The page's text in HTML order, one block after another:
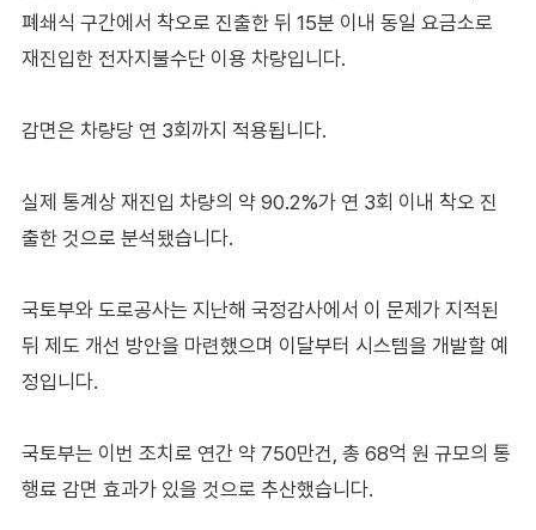
폐쇄식 구간에서 착오로 진출한 뒤 15분 이내 동일 요금소로
재진입한 전자지불수단 이용 차량입니다.
감면은 차량당 연 3회까지 적용됩니다.
실제 통계상 재진입 차량의 약 90.2%가 연 3회 이내 착오 진
출한 것으로 분석됐습니다.
국토부와 도로공사는 지난해 국정감사에서 이 문제가 지적된
뒤 제도 개선 방안을 마련했으며 이달부터 시스템을 개발할 예
정입니다.
국토부는 이번 조치로 연간 약 750만건, 총 68억 원 규모의 통
행료 감면 효과가 있을 것으로 추산했습니다.